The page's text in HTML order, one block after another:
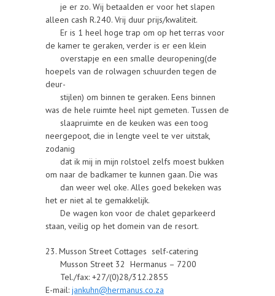
je er zo. Wij betaalden er voor het slapen
alleen cash R.240. Vrij duur prijs/kwaliteit.
Er is 1 heel hoge trap om op het terras voor
de kamer te geraken, verder is er een klein
overstapje en een smalle deuropening(de
hoepels van de rolwagen schuurden tegen de
deur-
stijlen) om binnen te geraken. Eens binnen
was de hele ruimte heel nipt gemeten. Tussen de
slaapruimte en de keuken was een toog
neergepoot, die in lengte veel te ver uitstak,
zodanig
dat ik mij in mijn rolstoel zelfs moest bukken
om naar de badkamer te kunnen gaan. Die was
dan weer wel oke. Alles goed bekeken was
het er niet al te gemakkelijk.
De wagen kon voor de chalet geparkeerd
staan, veilig op het domein van de resort.
23. Musson Street Cottages self-catering
Musson Street 32 Hermanus – 7200
Tel./fax: +27/(0)28/312.2855
E-mail: jankuhn@hermanus.co.za